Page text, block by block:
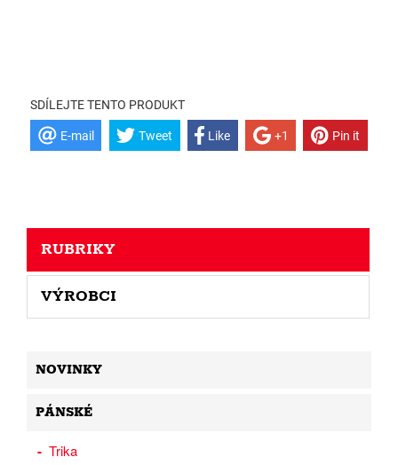
SDÍLEJTE TENTO PRODUKT
E-mail Tweet Like +1 Pin it
RUBRIKY
VÝROBCI
NOVINKY
PÁNSKÉ
Trika